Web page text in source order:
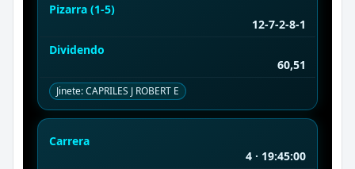
Pizarra (1-5)
12-7-2-8-1
Dividendo
60,51
Jinete: CAPRILES J ROBERT E
Carrera
4 · 19:45:00